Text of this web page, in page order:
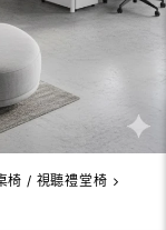
椅 / 視聽禮堂椅